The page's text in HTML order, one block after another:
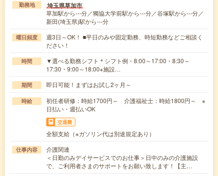
勤務地 埼玉県草加市
草加駅から---分／獨協大学前駅から---分／谷塚駅から---分／
新田(埼玉県)駅から---分
曜日頻度
週3日～OK！ ■平日のみや固定勤務、時短勤務などご相談く
ださい！
時間
▼選べる勤務シフト＊シフト例・8:00～17:00・8:30～
17:30・9:00～18:00※施設…
期間 即日可能！まずはお試し2ヶ月～
時給
初任者研修：時給1700円～ 介護福祉士：時給1800円～ ※
日払い・週払いOK
交通費
全額支給（※ガソリン代は別途規定あり）
仕事内容
介護関連
＜日勤のみデイサービスでのお仕事＞日中のみの介護施設
で、ご利用者さまのサポートをお願い致します！【主…